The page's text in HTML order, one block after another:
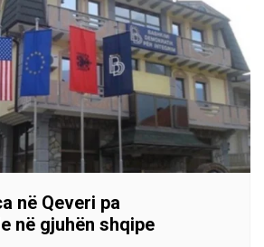
në Qeveri pa
në gjuhën shqipe